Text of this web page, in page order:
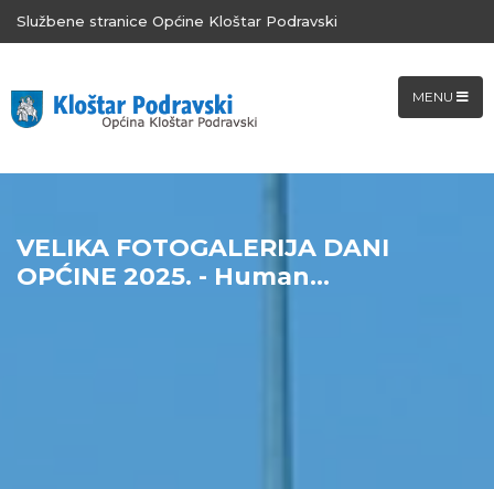
Službene stranice Općine Kloštar Podravski
MENU
VELIKA FOTOGALERIJA DANI
OPĆINE 2025. - Human...